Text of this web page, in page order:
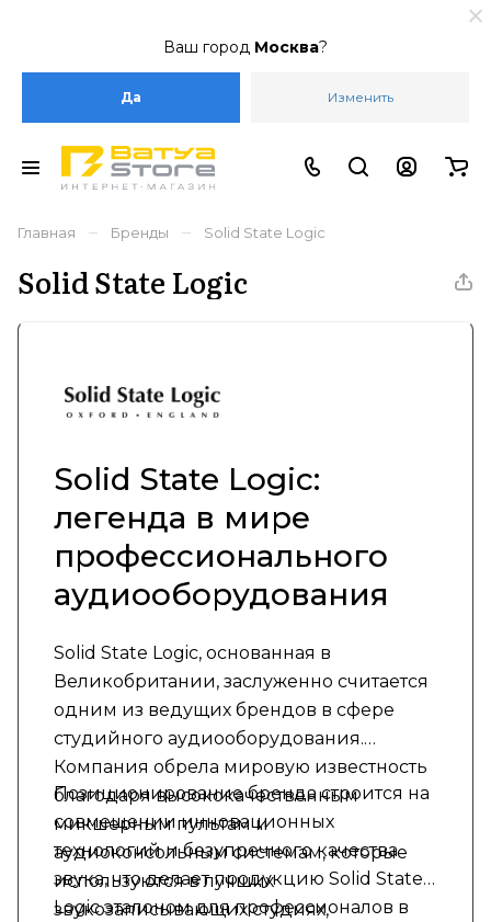
Ваш город Москва?
Да Изменить
Главная – Бренды – Solid State Logic
Solid State Logic
Solid State Logic:
легенда в мире
профессионального
аудиооборудования
Solid State Logic, основанная в
Великобритании, заслуженно считается
одним из ведущих брендов в сфере
студийного аудиооборудования.
Компания обрела мировую известность
благодаря высококачественным
микшерным пультам и
аудиоконсольным системам, которые
используются в лучших
звукозаписывающих студиях,
Позиционирование бренда строится на
совмещении инновационных
технологий и безупречного качества
звука, что делает продукцию Solid State
Logic эталоном для профессионалов в